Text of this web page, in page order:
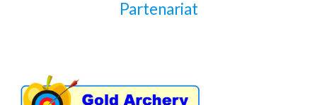
Partenariat